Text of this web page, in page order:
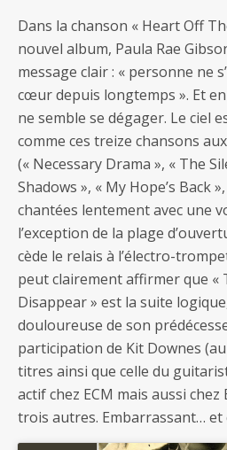
Dans la chanson « Heart Off
nouvel album, Paula Rae
message clair : « personne ne
cœur depuis longtemps ». Et
ne semble se dégager. Le ciel
comme ces treize chansons
(« Necessary Drama », « The
Shadows », « My Hope’s Back
chantées lentement avec une
l’exception de la plage
cède le relais à l’électro-
peut clairement affirmer que «
Disappear » est la suite
douloureuse de son
participation de Kit Downes
titres ainsi que celle du
actif chez ECM mais aussi
trois autres. Embarrassant… et